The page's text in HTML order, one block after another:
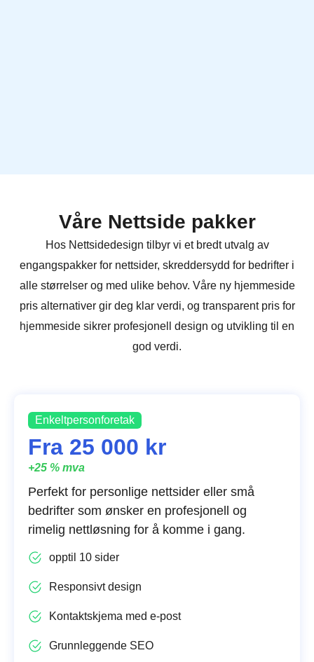
Våre Nettside pakker
Hos Nettsidedesign tilbyr vi et bredt utvalg av
engangspakker for nettsider, skreddersydd for bedrifter i
alle størrelser og med ulike behov. Våre ny hjemmeside
pris alternativer gir deg klar verdi, og transparent pris for
hjemmeside sikrer profesjonell design og utvikling til en
god verdi.
Enkeltpersonforetak
Fra 25 000 kr
+25 % mva
Perfekt for personlige nettsider eller små
bedrifter som ønsker en profesjonell og
rimelig nettløsning for å komme i gang.
opptil 10 sider
Responsivt design
Kontaktskjema med e-post
Grunnleggende SEO